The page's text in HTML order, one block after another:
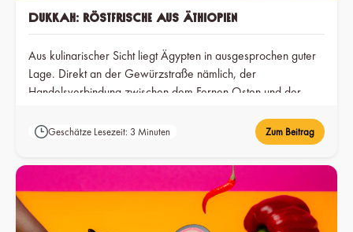
Dukkah: Röstfrische aus Äthiopien
Aus kulinarischer Sicht liegt Ägypten in ausgesprochen guter
Lage. Direkt an der Gewürzstraße nämlich, der
Handelsverbindung zwischen dem Fernen Osten und der
Geschätze Lesezeit: 3 Minuten Zum Beitrag